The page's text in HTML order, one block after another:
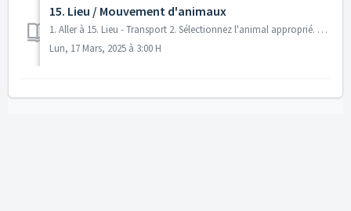
15. Lieu / Mouvement d'animaux
1. Aller à 15. Lieu - Transport 2. Sélectionnez l'animal approprié. L'écran s'ouvre automatiquement sur Autres types d'animaux. Il est...
Lun, 17 Mars, 2025 à 3:00 H